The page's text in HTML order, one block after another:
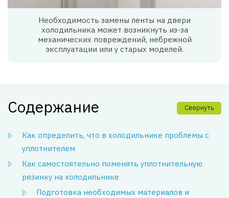
Необходимость замены ленты на двери
холодильника может возникнуть из-за
механических повреждений, небрежной
эксплуатации или у старых моделей.
Содержание Свернуть
Как определить, что в холодильнике проблемы с
уплотнителем
Как самостоятельно поменять уплотнительную
резинку на холодильнике
Подготовка необходимых материалов и